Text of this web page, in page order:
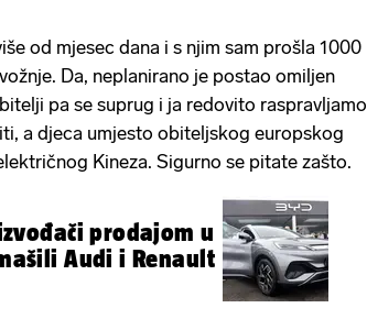
od mjesec dana i s njim sam prošla 1000
Da, neplanirano je postao omiljen
pa se suprug i ja redovito raspravljamo
a djeca umjesto obiteljskog europskog
Kineza. Sigurno se pitate zašto.
prodajom u
Audi i Renault